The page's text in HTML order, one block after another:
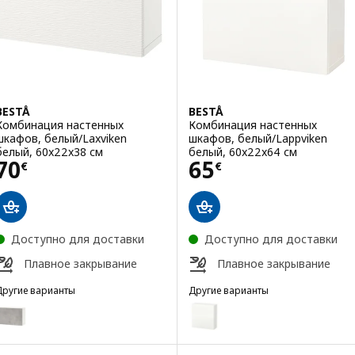
настенных
белый/Laxviken
60x22x38 см
€ 70€
Доступно для доставки
Плавное закрывание
варианты
BESTÅ, Комбинация настенных шкафов
BESTÅ, Комбинация настенных шкафов
BESTÅ
Комбинация настенных
шкафов, белый/Lappviken
белый, 60x22x64 см
65€
Цена 65€
Доступно для доставки
Плавное закрывание
Другие варианты
BESTÅ
Вариант: BESTÅ,
Вариант: BESTÅ,